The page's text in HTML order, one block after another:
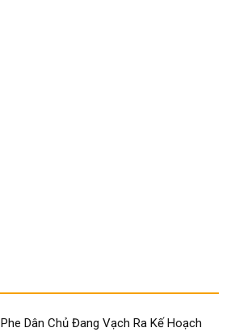
Phe Dân Chủ Đang Vạch Ra Kế Hoạch